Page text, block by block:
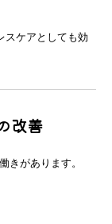
スケアとしても効
改善
きがあります。